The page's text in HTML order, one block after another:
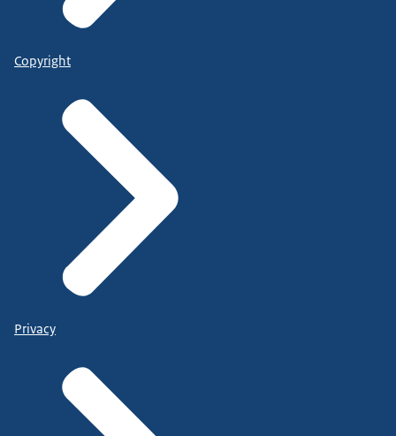
Copyright
Privacy